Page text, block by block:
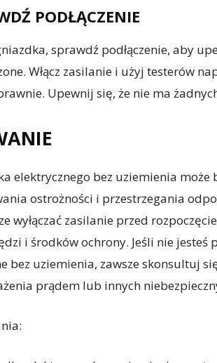
PODŁĄCZENIE
sprawdź podłączenie, aby
Włącz zasilanie i użyj testerów
Upewnij się, że nie ma
elektrycznego bez uziemienia
ostrożności i przestrzegania
wyłączać zasilanie przed
i środków ochrony. Jeśli nie jesteś
bez uziemienia, zawsze skonsultuj
prądem lub innych